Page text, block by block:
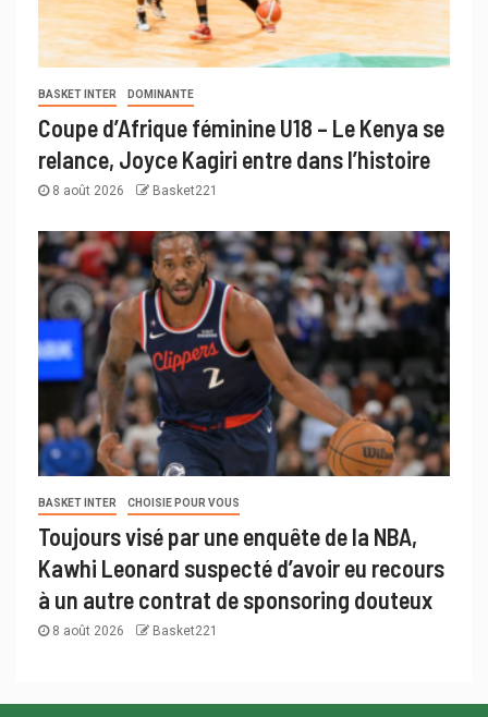
BASKET INTER DOMINANTE
Coupe d’Afrique féminine U18 – Le Kenya se
relance, Joyce Kagiri entre dans l’histoire
8 août 2026 Basket221
BASKET INTER CHOISIE POUR VOUS
Toujours visé par une enquête de la NBA,
Kawhi Leonard suspecté d’avoir eu recours
à un autre contrat de sponsoring douteux
8 août 2026 Basket221